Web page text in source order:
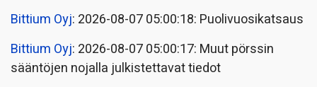
Bittium Oyj: 2026-08-07 05:00:18: Puolivuosikatsaus
Bittium Oyj: 2026-08-07 05:00:17: Muut pörssin
sääntöjen nojalla julkistettavat tiedot